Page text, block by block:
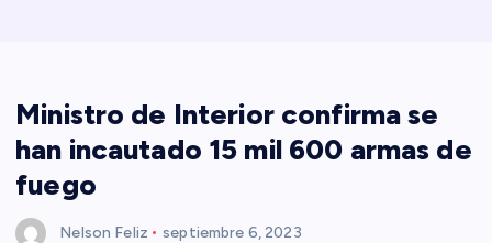
Ministro de Interior confirma se
han incautado 15 mil 600 armas de
fuego
Nelson Feliz septiembre 6, 2023